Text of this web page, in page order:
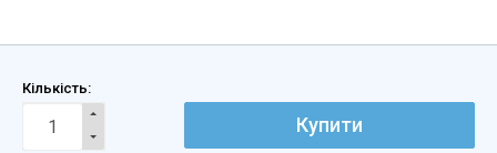
Кількість:
Купити